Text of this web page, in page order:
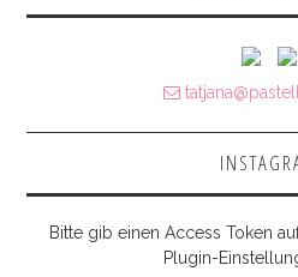
Bitte gib einen Access Token
Plugin-